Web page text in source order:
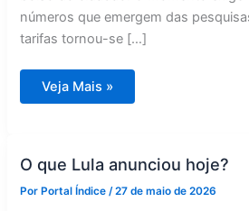
números que emergem das
tarifas tornou-se […]
Pesquisa
revela
e
Flávio
após
tarifaço
Veja Mais »
O que Lula anunciou hoje?
PorPortal Índice /27 de maio de 2026